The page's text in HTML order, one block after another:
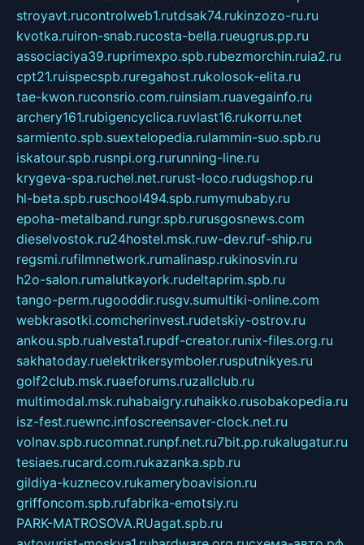
stroyavt.rucontrolweb1.rutdsak74.rukinzozo-ru.ru
kvotka.ruiron-snab.rucosta-bella.rueugrus.pp.ru
associaciya39.ruprimexpo.spb.rubezmorchin.ruia2.ru
cpt21.ruispecspb.ruregahost.rukolosok-elita.ru
tae-kwon.ruconsrio.com.ruinsiam.ruavegainfo.ru
archery161.rubigencyclica.ruvlast16.rukorru.net
sarmiento.spb.suextelopedia.rulammin-suo.spb.ru
iskatour.spb.rusnpi.org.rurunning-line.ru
krygeva-spa.ruchel.net.rurust-loco.rudugshop.ru
hl-beta.spb.ruschool494.spb.rumymubaby.ru
epoha-metalband.rungr.spb.rurusgosnews.com
dieselvostok.ru24hostel.msk.ruw-dev.ruf-ship.ru
regsmi.rufilmnetwork.rumalinasp.rukinosvin.ru
h2o-salon.rumalutkayork.rudeltaprim.spb.ru
tango-perm.rugooddir.rusgv.sumultiki-online.com
webkrasotki.comcherinvest.rudetskiy-ostrov.ru
ankou.spb.rualvesta1.rupdf-creator.runix-files.org.ru
sakhatoday.ruelektrikersymboler.rusputnikyes.ru
golf2club.msk.ruaeforums.ruzallclub.ru
multimodal.msk.ruhabaigry.ruhaikko.rusobakopedia.ru
isz-fest.ruewnc.infoscreensaver-clock.net.ru
volnav.spb.rucomnat.runpf.net.ru7bit.pp.rukalugatur.ru
tesiaes.rucard.com.rukazanka.spb.ru
gildiya-kuznecov.rukameryboavision.ru
griffoncom.spb.rufabrika-emotsiy.ru
PARK-MATROSOVA.RUagat.spb.ru